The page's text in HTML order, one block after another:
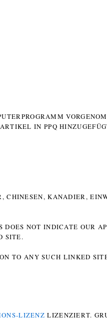
IN PPQ
KANADIER,
NOT INDICATE OUR
SITE.
TO ANY SUCH LINKED
LIZENZ LIZENZIERT.